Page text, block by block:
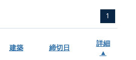
1
建築 締切日
詳細
▲